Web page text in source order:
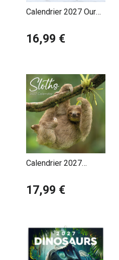
Calendrier 2027 Ours
Offert
16,99 €
Calendrier 2027
Suspendus
17,99 €